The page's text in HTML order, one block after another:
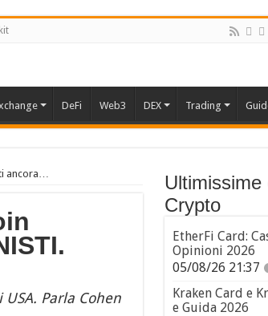
DeFi Web3 DEX Trading
ancora…
Parla Cohen
Ultimissime
Crypto
EtherFi Card:
Opinioni 2026
05/08/26 21:37
Kraken Card e
e Guida 2026